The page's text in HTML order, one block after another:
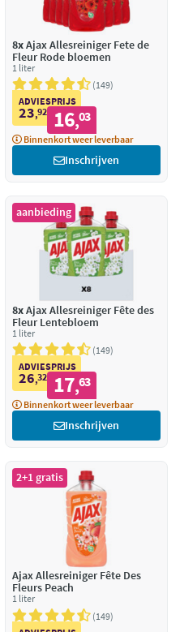
8xAjax Allesreiniger Fete de
Fleur Rode bloemen
1 liter
149
ADVIESPRIJS
23,92 16,03
Binnenkort weer leverbaar
Inschrijven
aanbieding
8xAjax Allesreiniger Fête des
Fleur Lentebloem
1 liter
149
ADVIESPRIJS
26,32 17,63
Binnenkort weer leverbaar
Inschrijven
2+1 gratis
Ajax Allesreiniger Fête Des
Fleurs Peach
1 liter
149